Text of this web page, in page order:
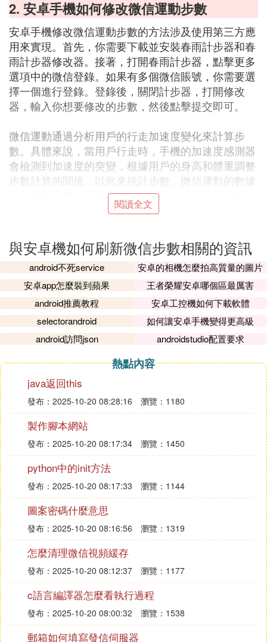
2. 安卓手機如何修改微信運動步數
安卓手機修改微信運動步數的方法涉及使用第三方應
用來實現。首先，你需要下載並安裝春雨計步器和春
雨計步器修改器。接著，打開春雨計步器，點擊更多
選項中的微信登錄。如果有多個微信賬號，你需要選
擇一個進行登錄。登錄後，關閉計步器，打開修改
器，輸入你想要修改的步數，然後點擊提交即可。
微信運動通過分析用戶的行走加速度變化來計算步
數。具體來說，當用戶行走時，手機的加速度感測器
會檢測到加速度的突變，根據用戶的身高和體重調整
步數計算的閾值，以此來統計步數。微信運動的數據
主要依靠手機內置的加速度感測器，通過分析用戶的
移動頻率來計算步數。
微信運動的計步功能並不受地形影響，無論是平地行
走還是爬樓梯，都會被計算為每走一步就增加一步的
步數。然而，如果用戶在行走過程中不斷搖晃手機，
或者使用手環等設備輔助，確實可以增加步數，這種
行為被認為是作弊。
如果你不希望他人看到你的步數數據，可以通過iPho
ne6的設置來關閉這一功能。具體操作是在手機設置
中找到隱私一欄，點擊進入後找到運動與健身一欄，
關閉即可。對於安卓手機，也可以通過取消加入排行
榜的選項來避免步數數據的公開。
3. 安卓怎麼修改微信運動步數
安卓怎麼修改微信運動步數？
步驟1、這是一個免ROOT的方法，在手機中下載比
翼多開APP即可；步驟2、打開【應用】，點擊首頁
屏幕下方的【+】號，以添加要多開的應用即微信；
步驟3、點擊要添加APP的添加應用即微信；
步驟4、打開首頁中的【專屬應用】就可看到比翼多
開的免ROOT專屬功能，找到【運動修改器功能】；
步驟5、將微信添加到比翼多開並登陸；
步驟6、在【專屬應用】中打開【運動修改器】，未
添加的為深灰色虛化處理；
步驟7、打開要修改的app微信，選擇【修改方式】
閱讀全文
與安卓機如何刷新微信步數相關的資訊
android不死service
安卓的相機怎麼拍高質量的圖片
安卓app怎麼裝到蘋果
王者榮耀安卓哪個區最厲害
android推薦教程
安卓工控機如何下載軟體
selectorandroid
如何讓安卓手機變得更高級
android訪問json
androidstudio配置要求
熱點內容
java返回this
發布：2025-10-20 08:28:16 瀏覽：1180
製作腳本網站
發布：2025-10-20 08:17:34 瀏覽：1450
python中的init方法
發布：2025-10-20 08:17:33 瀏覽：1144
圖案密碼什麼意思
發布：2025-10-20 08:16:56 瀏覽：1319
怎麼清理微信視頻緩存
發布：2025-10-20 08:12:37 瀏覽：1177
c語言編譯器怎麼看執行過程
發布：2025-10-20 08:00:32 瀏覽：1538
郵箱如何填寫發信伺服器